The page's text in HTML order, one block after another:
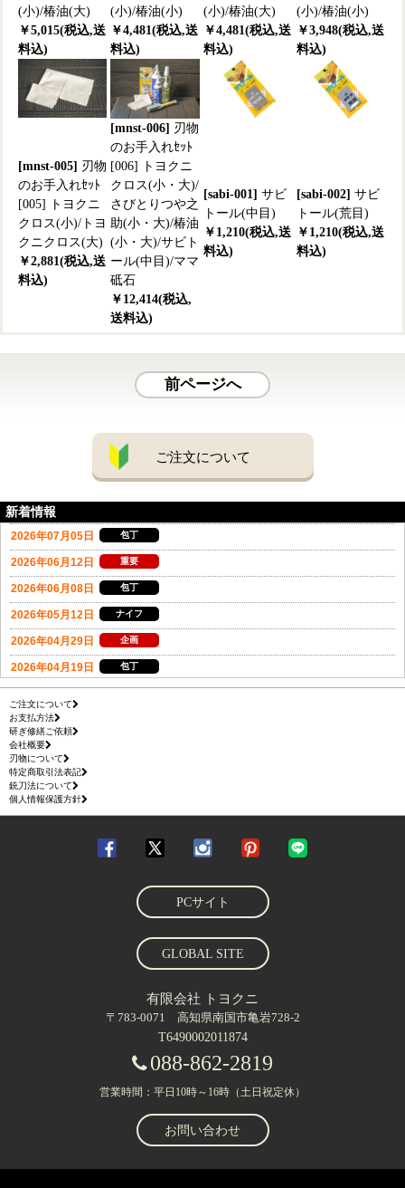
(小)/椿油(大)
￥5,015(税込,送
料込)
(小)/椿油(小)
￥4,481(税込,送
料込)
(小)/椿油(大)
￥4,481(税込,送
料込)
(小)/椿油(小)
￥3,948(税込,送
料込)
[mnst-005] 刃物
のお手入れｾｯﾄ
[005] トヨクニ
クロス(小)/トヨ
クニクロス(大)
￥2,881(税込,送
料込)
[mnst-006] 刃物
のお手入れｾｯﾄ
[006] トヨクニ
クロス(小・大)/
さびとりつや之
助(小・大)/椿油
(小・大)/サビト
ール(中目)/ママ
砥石
￥12,414(税込,
送料込)
[sabi-001] サビ
トール(中目)
￥1,210(税込,送
料込)
[sabi-002] サビ
トール(荒目)
￥1,210(税込,送
料込)
前ページへ
ご注文について
新着情報
ご注文について
お支払方法
研ぎ修繕ご依頼
会社概要
刃物について
特定商取引法表記
銃刀法について
個人情報保護方針
PCサイト
GLOBAL SITE
有限会社 トヨクニ
〒783-0071 高知県南国市亀岩728-2
T6490002011874
088-862-2819
営業時間：平日10時～16時（土日祝定休）
お問い合わせ